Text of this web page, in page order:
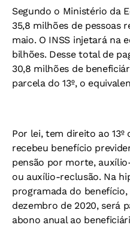
Segundo o Ministério da
35,8 milhões de pessoas
maio. O INSS injetará na
bilhões. Desse total de
30,8 milhões de
parcela do 13º, o
Por lei, tem direito ao
recebeu benefício
pensão por morte,
ou auxílio-reclusão. Na
programada do
dezembro de 2020, será
abono anual ao